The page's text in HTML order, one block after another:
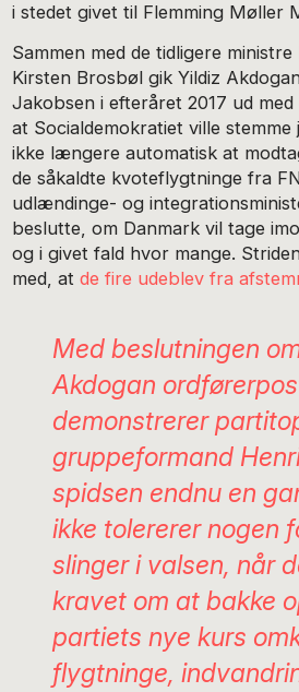
i stedet givet til Flemming Møller
Sammen med de tidligere
Kirsten Brosbøl gik Yildiz
Jakobsen i efteråret 2017 ud
at Socialdemokratiet ville
ikke længere automatisk at
de såkaldte kvoteflygtninge fra
udlændinge- og
beslutte, om Danmark vil tage
og i givet fald hvor mange.
med, atde fire udeblev fra
Med beslutningen
Akdogan
demonstrerer
gruppeformand
spidsen endnu en
ikke tolererer nogen
slinger i valsen, når
kravet om at bakke
partiets nye kurs
flygtninge,